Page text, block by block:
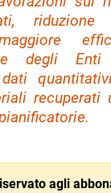
degli
dati
recuperati
agli